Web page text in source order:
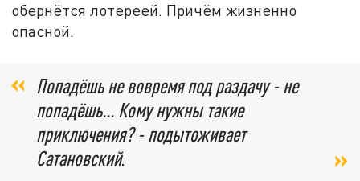
обернётся лотереей. Причём жизненно
опасной.
Попадёшь не вовремя под раздачу - не
попадёшь... Кому нужны такие
приключения? - подытоживает
Сатановский.